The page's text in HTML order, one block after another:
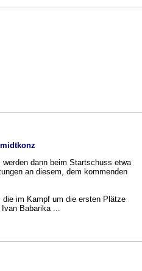
dann beim Startschuss etwa
an diesem, dem kommenden
die im Kampf um die ersten Plätze
Babarika ...